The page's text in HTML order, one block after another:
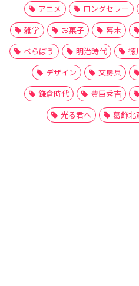
アニメ
ロングセラー
雑学
お菓子 幕末
べらぼう
明治時代 徳
デザイン
文房具
鎌倉時代
豊臣秀吉
光る君へ
葛飾北